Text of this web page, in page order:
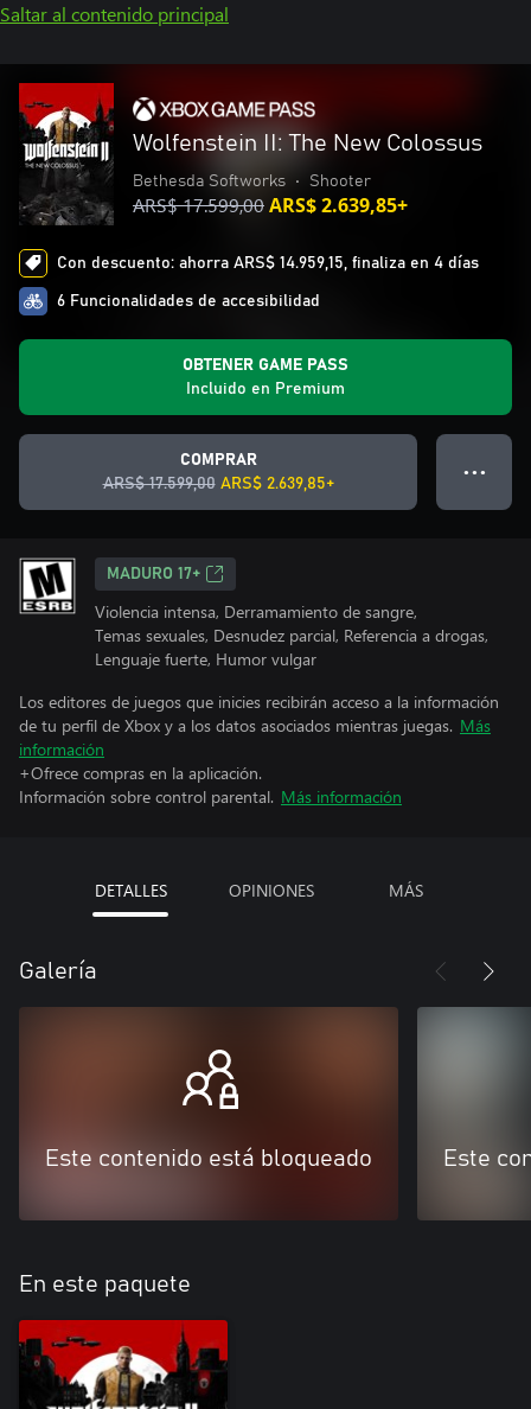
Saltar al contenido principal
Wolfenstein II: The New Colossus
Bethesda Softworks • Shooter
ARS$ 17.599,00ARS$ 2.639,85+
Con descuento: ahorra ARS$ 14.959,15, finaliza en 4 días
6 Funcionalidades de accesibilidad
OBTENER GAME PASS
Incluido en Premium
COMPRAR
ARS$ 17.599,00 ARS$ 2.639,85+
● ● ●
MADURO 17+
Violencia intensa, Derramamiento de sangre,
Temas sexuales, Desnudez parcial, Referencia a drogas,
Lenguaje fuerte, Humor vulgar
Los editores de juegos que inicies recibirán acceso a la información
de tu perfil de Xbox y a los datos asociados mientras juegas. Más
información
+Ofrece compras en la aplicación.
Información sobre control parental. Más información
DETALLES OPINIONES MÁS
Galería
Este contenido está bloqueado Este
En este paquete